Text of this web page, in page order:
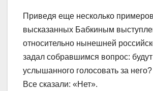
Приведя еще несколько
высказанных Бабкиным
относительно нынешней
задал собравшимся вопрос:
услышанного голосовать за него?
Все сказали: «Нет».